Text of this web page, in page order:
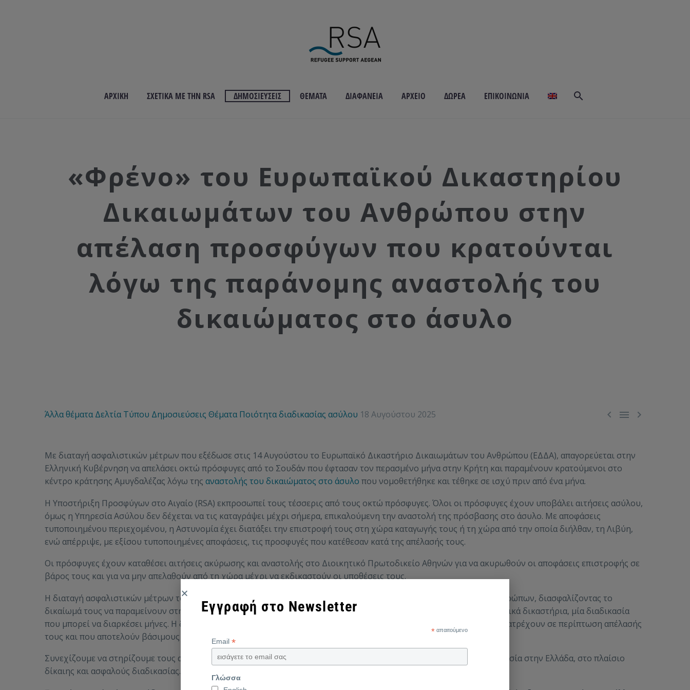
ΑΡΧΙΚΉ ΣΧΕΤΙΚΆ ΜΕ ΤΗΝ RSA ΔΗΜΟΣΙΕΎΣΕΙΣ ΘΈΜΑΤΑ ΔΙΑΦΆΝΕΙΑ ΑΡΧΕΊΟ ΔΩΡΕΆ ΕΠΙΚΟΙΝΩΝΊΑ
«Φρένο» του Ευρωπαϊκού Δικαστηρίου
Δικαιωμάτων του Ανθρώπου στην
απέλαση προσφύγων που κρατούνται
λόγω της παράνομης αναστολής του
δικαιώματος στο άσυλο
  
Άλλα θέματα Δελτία Τύπου Δημοσιεύσεις Θέματα Ποιότητα διαδικασίας ασύλου 18 Αυγούστου 2025
Με διαταγή ασφαλιστικών μέτρων που εξέδωσε στις 14 Αυγούστου το Ευρωπαϊκό Δικαστήριο Δικαιωμάτων του Ανθρώπου (ΕΔΔΑ), απαγορεύεται στην
Ελληνική Κυβέρνηση να απελάσει οκτώ πρόσφυγες από το Σουδάν που έφτασαν τον περασμένο μήνα στην Κρήτη και παραμένουν κρατούμενοι στο
κέντρο κράτησης Αμυγδαλέζας λόγω της αναστολής του δικαιώματος στο άσυλο που νομοθετήθηκε και τέθηκε σε ισχύ πριν από ένα μήνα.
Η Υποστήριξη Προσφύγων στο Αιγαίο (RSA) εκπροσωπεί τους τέσσερις από τους οκτώ πρόσφυγες. Όλοι οι πρόσφυγες έχουν υποβάλει αιτήσεις ασύλου,
όμως η Υπηρεσία Ασύλου δεν δέχεται να τις καταγράψει μέχρι σήμερα, επικαλούμενη την αναστολή της πρόσβασης στο άσυλο. Με αποφάσεις
τυποποιημένου περιεχομένου, η Αστυνομία έχει διατάξει την επιστροφή τους στη χώρα καταγωγής τους ή τη χώρα από την οποία διήλθαν, τη Λιβύη,
ενώ απέρριψε, με εξίσου τυποποιημένες αποφάσεις, τις προσφυγές που κατέθεσαν κατά της απέλασής τους.
Οι πρόσφυγες έχουν καταθέσει αιτήσεις ακύρωσης και αναστολής στο Διοικητικό Πρωτοδικείο Αθηνών για να ακυρωθούν οι αποφάσεις επιστροφής σε
βάρος τους και για να μην απελαθούν από τη χώρα μέχρι να εκδικαστούν οι υποθέσεις τους.
Η διαταγή ασφαλιστικών μέτρων του ΕΔΔΑ έρχεται να καλύψει ένα σημαντικό κενό στη δικαστική προστασία των ανθρώπων, διασφαλίζοντας το
δικαίωμά τους να παραμείνουν στη χώρα μέχρι να ολοκληρωθεί η εξέταση των αιτήσεων αναστολής τους στα διοικητικά δικαστήρια, μία διαδικασία
που μπορεί να διαρκέσει μήνες. Η διαταγή αυτή σηματοδοτεί, επίσης, την αναγνώριση των σοβαρών κινδύνων που διατρέχουν σε περίπτωση απέλασής
τους και που αποτελούν βάσιμους λόγους αίτησης ασύλου.
Συνεχίζουμε να στηρίζουμε τους ανθρώπους στη διεκδίκηση του αυτονόητου δικαιώματός τους να ζητήσουν προστασία στην Ελλάδα, στο πλαίσιο
δίκαιης και ασφαλούς διαδικασίας.
Εγγραφή στο Newsletter
* απαιτούμενο
Email *
Γλώσσα